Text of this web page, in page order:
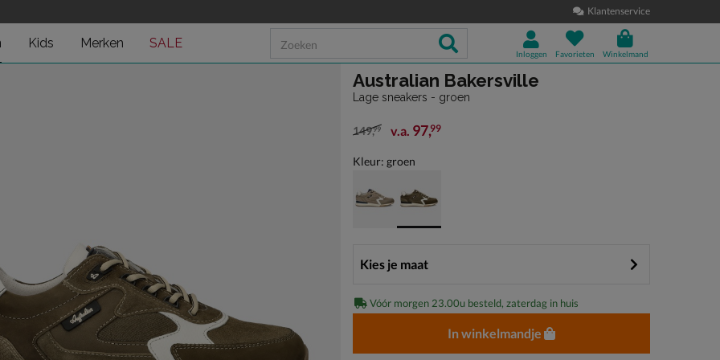
Klantenservice
Kids Merken SALE
Inloggen Favorieten Winkelmand
Australian Bakersville
Lage sneakers - groen
van € 149,99 vanaf € 97,99
149,99 v.a. 97,99
Kleur: groen
Kies je maat
Vóór morgen 23.00u besteld, zaterdag in huis
In winkelmandje